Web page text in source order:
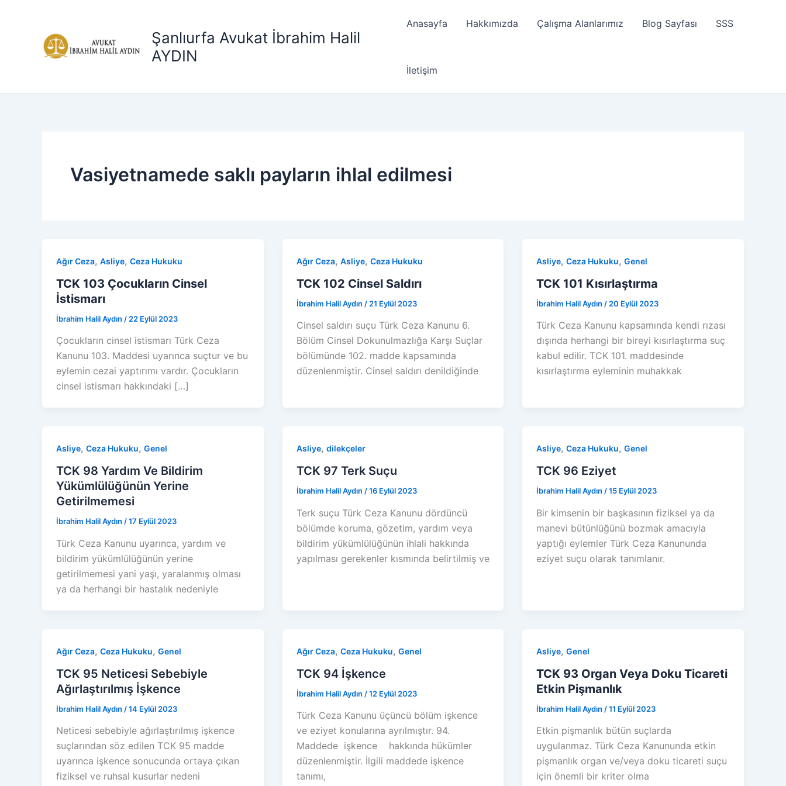
Şanlıurfa Avukat İbrahim Halil
AYDIN
Anasayfa Hakkımızda Çalışma Alanlarımız Blog Sayfası SSS
İletişim
Vasiyetnamede saklı payların ihlal edilmesi
Ağır Ceza, Asliye, Ceza Hukuku
TCK 103 Çocukların Cinsel
İstismarı
İbrahim Halil Aydın / 22 Eylül 2023
Çocukların cinsel istismarı Türk Ceza
Kanunu 103. Maddesi uyarınca suçtur ve bu
eylemin cezai yaptırımı vardır. Çocukların
cinsel istismarı hakkındaki […]
Ağır Ceza, Asliye, Ceza Hukuku
TCK 102 Cinsel Saldırı
İbrahim Halil Aydın / 21 Eylül 2023
Cinsel saldırı suçu Türk Ceza Kanunu 6.
Bölüm Cinsel Dokunulmazlığa Karşı Suçlar
bölümünde 102. madde kapsamında
düzenlenmiştir. Cinsel saldırı denildiğinde
Asliye,Ceza Hukuku,Genel
TCK 101 Kısırlaştırma
İbrahim Halil Aydın / 20 Eylül 2023
Türk Ceza Kanunu kapsamında kendi rızası
dışında herhangi bir bireyi kısırlaştırma suç
kabul edilir. TCK 101. maddesinde
kısırlaştırma eyleminin muhakkak
Asliye, Ceza Hukuku, Genel
TCK 98 Yardım Ve Bildirim
Yükümlülüğünün Yerine
Getirilmemesi
İbrahim Halil Aydın /17 Eylül 2023
Türk Ceza Kanunu uyarınca, yardım ve
bildirim yükümlülüğünün yerine
getirilmemesi yani yaşı, yaralanmış olması
ya da herhangi bir hastalık nedeniyle
Asliye, dilekçeler
TCK 97 Terk Suçu
İbrahim Halil Aydın /16 Eylül 2023
Terk suçu Türk Ceza Kanunu dördüncü
bölümde koruma, gözetim, yardım veya
bildirim yükümlülüğünün ihlali hakkında
yapılması gerekenler kısmında belirtilmiş ve
Asliye,Ceza Hukuku,Genel
TCK 96 Eziyet
İbrahim Halil Aydın /15 Eylül 2023
Bir kimsenin bir başkasının fiziksel ya da
manevi bütünlüğünü bozmak amacıyla
yaptığı eylemler Türk Ceza Kanununda
eziyet suçu olarak tanımlanır.
Ağır Ceza, Ceza Hukuku, Genel
TCK 95 Neticesi Sebebiyle
Ağırlaştırılmış İşkence
İbrahim Halil Aydın /14 Eylül 2023
Neticesi sebebiyle ağırlaştırılmış işkence
suçlarından söz edilen TCK 95 madde
uyarınca işkence sonucunda ortaya çıkan
fiziksel ve ruhsal kusurlar nedeni
Ağır Ceza, Ceza Hukuku, Genel
TCK 94 İşkence
İbrahim Halil Aydın /12 Eylül 2023
Türk Ceza Kanunu üçüncü bölüm işkence
ve eziyet konularına ayrılmıştır. 94.
Maddede işkence hakkında hükümler
düzenlenmiştir. İlgili maddede işkence
tanımı,
Asliye,Genel
TCK 93 Organ Veya Doku Ticareti
Etkin Pişmanlık
İbrahim Halil Aydın /11 Eylül 2023
Etkin pişmanlık bütün suçlarda
uygulanmaz. Türk Ceza Kanununda etkin
pişmanlık organ ve/veya doku ticareti suçu
için önemli bir kriter olma